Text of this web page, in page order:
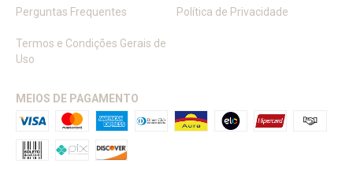
Perguntas Frequentes Política de Privacidade
Termos e Condições Gerais de
Uso
MEIOS DE PAGAMENTO